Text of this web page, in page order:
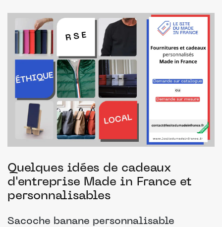
Quelques idées de cadeaux
d'entreprise Made in France et
personnalisables
Sacoche banane personnalisable